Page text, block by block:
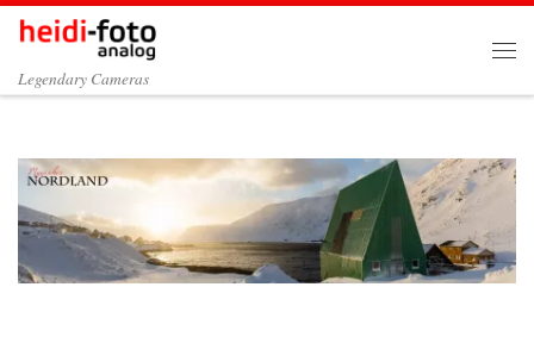
Zum Inhalt springen
Legendary Cameras